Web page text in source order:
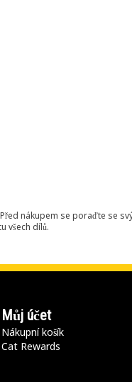
nákupem se poraďte se
všech dílů.
Můj účet
Nákupní košík
Cat Rewards